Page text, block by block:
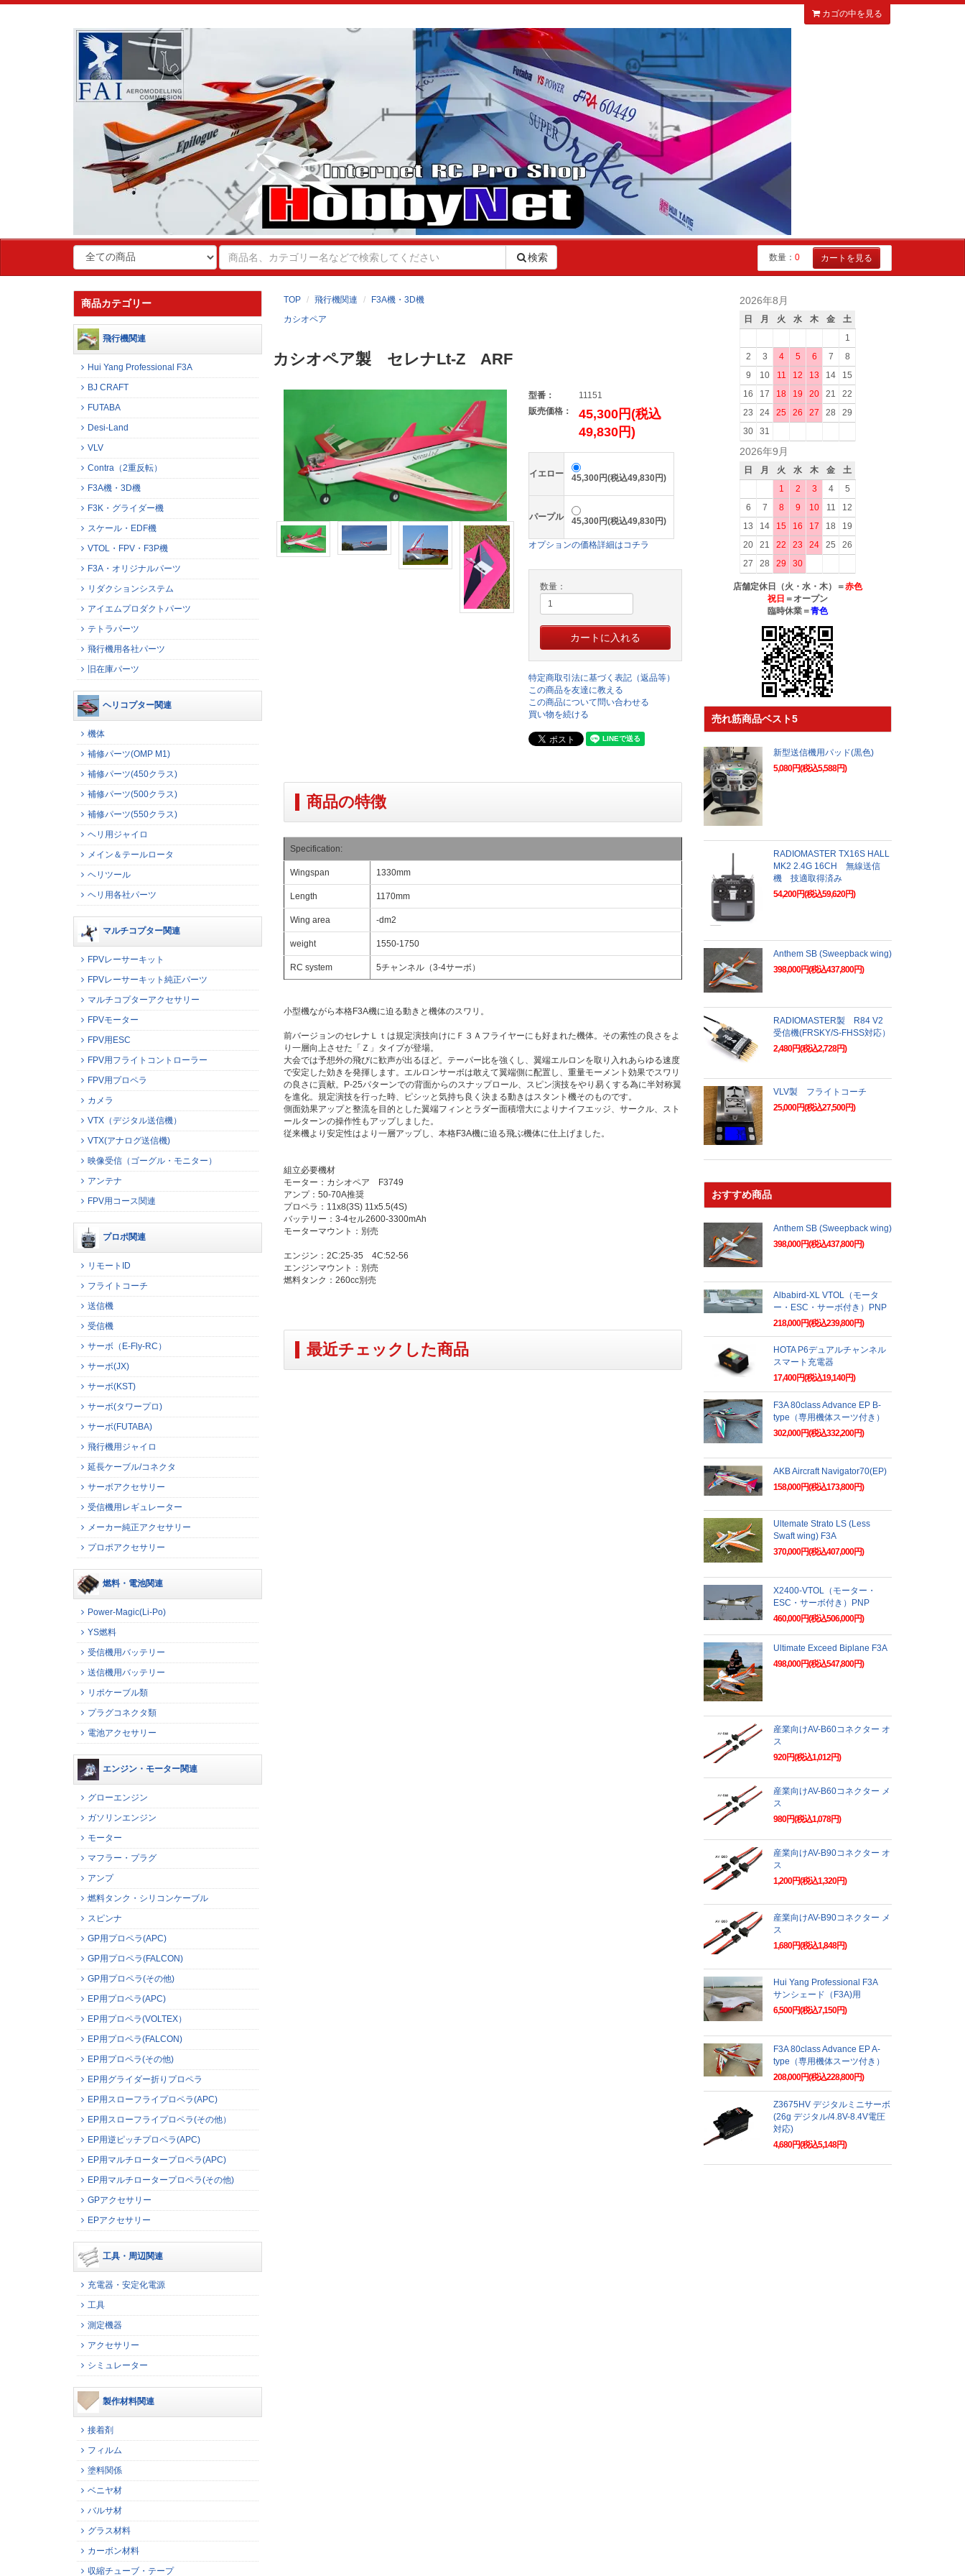
カゴの中を見る
検索 数量： 0 カートを見る
TOP 飛行機関連
F3A機・3D機
カシオペア
カシオペア製 セレナLt-Z ARF
型番：
11151
販売価格：
45,300円(税込
49,830円)
イエロー 45,300円(税込49,830円)
パープル 45,300円(税込49,830円)
オプションの価格詳細はコチラ
数量：
特定商取引法に基づく表記（返品等）
この商品を友達に教える
この商品について問い合わせる
買い物を続ける
商品の特徴
Specification:
Wingspan 1330mm
Length 1170mm
Wing area -dm2
weight 1550-1750
RC system 5チャンネル（3-4サーボ）
小型機ながら本格F3A機に迫る動きと機体のスワリ。
前バージョンのセレナＬｔは規定演技向けにＦ３Ａフライヤーにも好まれた機体。その素性の良さをよ
り一層向上させた「Ｚ」タイプが登場。
大会では予想外の飛びに歓声が出るほど。テーパー比を強くし、翼端エルロンを取り入れあらゆる速度
で安定した効きを発揮します。エルロンサーボは敢えて翼端側に配置し、重量モーメント効果でスワリ
の良さに貢献。P-25パターンでの背面からのスナップロール、スピン演技をやり易くする為に半対称翼
を進化。規定演技を行った時、ピシッと気持ち良く決まる動きはスタント機そのものです。
側面効果アップと整流を目的とした翼端フィンとラダー面積増大によりナイフエッジ、サークル、スト
ールターンの操作性もアップしました。
従来機より安定性はより一層アップし、本格F3A機に迫る飛ぶ機体に仕上げました。
組立必要機材
モーター：カシオペア F3749
アンプ：50-70A推奨
プロペラ：11x8(3S) 11x5.5(4S)
バッテリー：3-4セル2600-3300mAh
モーターマウント：別売
エンジン：2C:25-35 4C:52-56
エンジンマウント：別売
燃料タンク：260cc別売
最近チェックした商品
商品カテゴリー
飛行機関連
Hui Yang Professional F3A
BJ CRAFT
FUTABA
Desi-Land
VLV
Contra（2重反転）
F3A機・3D機
F3K・グライダー機
スケール・EDF機
VTOL・FPV・F3P機
F3A・オリジナルパーツ
リダクションシステム
アイエムプロダクトパーツ
テトラパーツ
飛行機用各社パーツ
旧在庫パーツ
ヘリコプター関連
機体
補修パーツ(OMP M1)
補修パーツ(450クラス)
補修パーツ(500クラス)
補修パーツ(550クラス)
ヘリ用ジャイロ
メイン＆テールロータ
ヘリツール
ヘリ用各社パーツ
マルチコプター関連
FPVレーサーキット
FPVレーサーキット純正パーツ
マルチコプターアクセサリー
FPVモーター
FPV用ESC
FPV用フライトコントローラー
FPV用プロペラ
カメラ
VTX（デジタル送信機）
VTX(アナログ送信機)
映像受信（ゴーグル・モニター）
アンテナ
FPV用コース関連
プロポ関連
リモートID
フライトコーチ
送信機
受信機
サーボ（E-Fly-RC）
サーボ(JX)
サーボ(KST)
サーボ(タワープロ)
サーボ(FUTABA)
飛行機用ジャイロ
延長ケーブル/コネクタ
サーボアクセサリー
受信機用レギュレーター
メーカー純正アクセサリー
プロポアクセサリー
燃料・電池関連
Power-Magic(Li-Po)
YS燃料
受信機用バッテリー
送信機用バッテリー
リポケーブル類
プラグコネクタ類
電池アクセサリー
エンジン・モーター関連
グローエンジン
ガソリンエンジン
モーター
マフラー・プラグ
アンプ
燃料タンク・シリコンケーブル
スピンナ
GP用プロペラ(APC)
GP用プロペラ(FALCON)
GP用プロペラ(その他)
EP用プロペラ(APC)
EP用プロペラ(VOLTEX）
EP用プロペラ(FALCON)
EP用プロペラ(その他)
EP用グライダー折りプロペラ
EP用スローフライプロペラ(APC)
EP用スローフライプロペラ(その他）
EP用逆ピッチプロペラ(APC)
EP用マルチロータープロペラ(APC)
EP用マルチロータープロペラ(その他)
GPアクセサリー
EPアクセサリー
工具・周辺関連
充電器・安定化電源
工具
測定機器
アクセサリー
シミュレーター
製作材料関連
接着剤
フィルム
塗料関係
ベニヤ材
バルサ材
グラス材料
カーボン材料
収縮チューブ・テープ
2026年8月
日 月 火 水 木 金
土
1
2
3 4 5 6 7
8
9
10 11 12 13 14
15
16
17 18 19 20 21
22
23
24 25 26 27 28
29
30
31
2026年9月
日 月 火 水 木 金
土
1
2 3 4
5
6
7 8 9 10 11
12
13
14 15 16 17 18
19
20
21 22 23 24 25
26
27
28 29 30
店舗定休日（火・水・木）＝赤色
祝日 ＝オープン
臨時休業＝青色
売れ筋商品ベスト5
新型送信機用パッド(黒色)
5,080円(税込5,588円)
RADIOMASTER TX16S HALL
MK2 2.4G 16CH 無線送信
機 技適取得済み
54,200円(税込59,620円)
Anthem SB (Sweepback wing)
398,000円(税込437,800円)
RADIOMASTER製 R84 V2
受信機(FRSKY/S-FHSS対応）
2,480円(税込2,728円)
VLV製 フライトコーチ
25,000円(税込27,500円)
おすすめ商品
Anthem SB (Sweepback wing)
398,000円(税込437,800円)
Albabird-XL VTOL（モータ
ー・ESC・サーボ付き）PNP
218,000円(税込239,800円)
HOTA P6デュアルチャンネル
スマート充電器
17,400円(税込19,140円)
F3A 80class Advance EP B-
type（専用機体スーツ付き）
302,000円(税込332,200円)
AKB Aircraft Navigator70(EP)
158,000円(税込173,800円)
Ultemate Strato LS (Less
Swaft wing) F3A
370,000円(税込407,000円)
X2400-VTOL（モーター・
ESC・サーボ付き）PNP
460,000円(税込506,000円)
Ultimate Exceed Biplane F3A
498,000円(税込547,800円)
産業向けAV-B60コネクター オ
ス
920円(税込1,012円)
産業向けAV-B60コネクター メ
ス
980円(税込1,078円)
産業向けAV-B90コネクター オ
ス
1,200円(税込1,320円)
産業向けAV-B90コネクター メ
ス
1,680円(税込1,848円)
Hui Yang Professional F3A
サンシェード（F3A)用
6,500円(税込7,150円)
F3A 80class Advance EP A-
type（専用機体スーツ付き）
208,000円(税込228,800円)
Z3675HV デジタルミニサーボ
(26g デジタル/4.8V-8.4V電圧
対応)
4,680円(税込5,148円)